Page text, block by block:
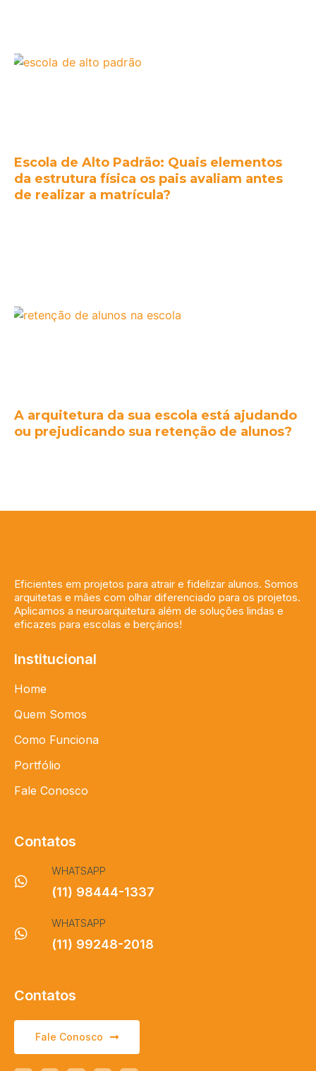
Escola de Alto Padrão: Quais elementos
da estrutura física os pais avaliam antes
de realizar a matrícula?
A arquitetura da sua escola está ajudando
ou prejudicando sua retenção de alunos?
Eficientes em projetos para atrair e fidelizar alunos. Somos
arquitetas e mães com olhar diferenciado para os projetos.
Aplicamos a neuroarquitetura além de soluções lindas e
eficazes para escolas e berçários!
Institucional
Home
Quem Somos
Como Funciona
Portfólio
Fale Conosco
Contatos
WHATSAPP
(11) 98444-1337
WHATSAPP
(11) 99248-2018
Contatos
Fale Conosco